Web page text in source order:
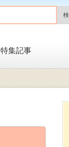
特集記事